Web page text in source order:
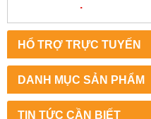
HỔ TRỢ TRỰC TUYẾN
DANH MỤC SẢN PHẨM
TIN TỨC CẦN BIẾT
.